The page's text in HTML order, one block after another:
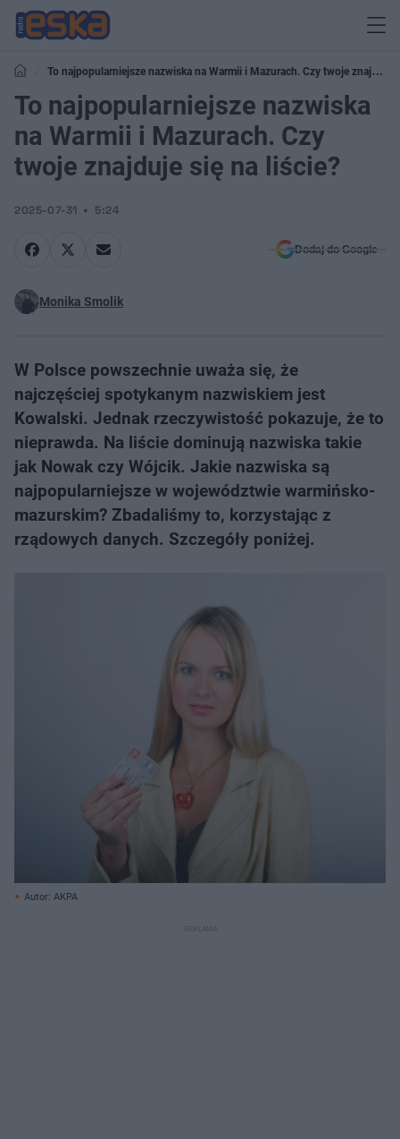
To najpopularniejsze nazwiska na Warmii i Mazurach. Czy twoje znajduje
się na liście?
To najpopularniejsze nazwiska
na Warmii i Mazurach. Czy
twoje znajduje się na liście?
2025-07-31 5:24
Dodaj do Google
Monika Smolik
W Polsce powszechnie uważa się, że
najczęściej spotykanym nazwiskiem jest
Kowalski. Jednak rzeczywistość pokazuje, że to
nieprawda. Na liście dominują nazwiska takie
jak Nowak czy Wójcik. Jakie nazwiska są
najpopularniejsze w województwie warmińsko-
mazurskim? Zbadaliśmy to, korzystając z
rządowych danych. Szczegóły poniżej.
Autor: AKPA